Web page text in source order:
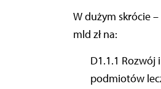
W dużym skrócie
mld zł na:
D1.1.1
podmiotów